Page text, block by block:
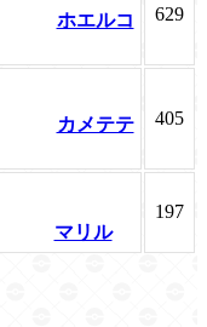
ホエルコ 629
カメテテ 405
マリル
197